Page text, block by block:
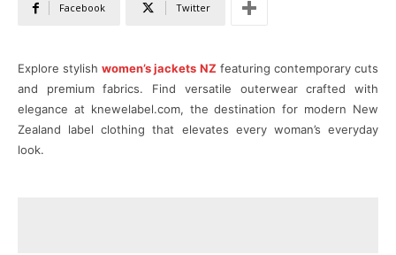
Facebook Twitter
Explore stylishwomen’s jackets NZ featuring contemporary cuts
and premium fabrics. Find versatile outerwear crafted with
elegance at knewelabel.com, the destination for modern New
Zealand label clothing that elevates every woman’s everyday
look.